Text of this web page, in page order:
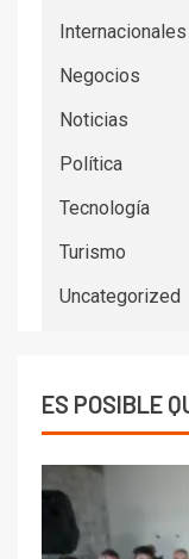
Internacionales
Negocios
Noticias
Política
Tecnología
Turismo
Uncategorized
ES POSIBLE